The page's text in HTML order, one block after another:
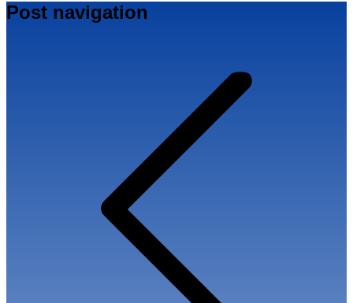
Post navigation